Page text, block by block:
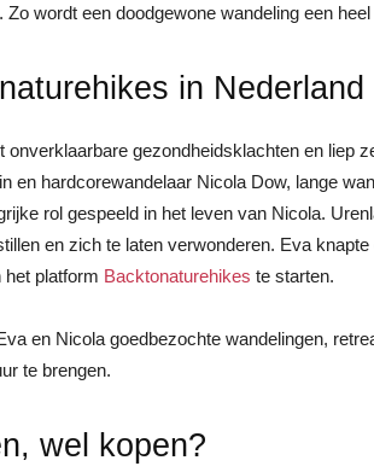
Zo wordt een doodgewone wandeling een
in Nederland
onverklaarbare gezondheidsklachten en liep
en hardcorewandelaar Nicola Dow, lange
rol gespeeld in het leven van Nicola.
en zich te laten verwonderen. Eva
platform Backtonaturehikes te starten.
en Nicola goedbezochte wandelingen,
te brengen.
wel kopen?